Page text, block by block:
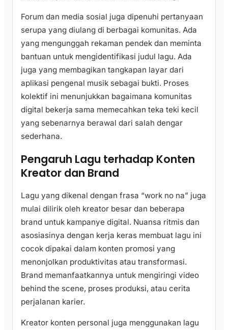
Forum dan media sosial juga dipenuhi pertanyaan
serupa yang diulang di berbagai komunitas. Ada
yang mengunggah rekaman pendek dan meminta
bantuan untuk mengidentifikasi judul lagu. Ada
juga yang membagikan tangkapan layar dari
aplikasi pengenal musik sebagai bukti. Proses
kolektif ini menunjukkan bagaimana komunitas
digital bekerja sama memecahkan teka teki kecil
yang sebenarnya berawal dari salah dengar
sederhana.
Pengaruh Lagu terhadap Konten
Kreator dan Brand
Lagu yang dikenal dengan frasa “work no na” juga
mulai dilirik oleh kreator besar dan beberapa
brand untuk kampanye digital. Nuansa ritmis dan
asosiasinya dengan kerja keras membuat lagu ini
cocok dipakai dalam konten promosi yang
menonjolkan produktivitas atau transformasi.
Brand memanfaatkannya untuk mengiringi video
behind the scene, proses produksi, atau cerita
perjalanan karier.
Kreator konten personal juga menggunakan lagu